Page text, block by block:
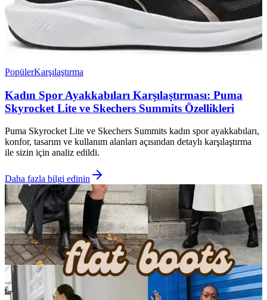
PopülerKarşılaştırma
Kadın Spor Ayakkabıları Karşılaştırması: Puma
Skyrocket Lite ve Skechers Summits Özellikleri
Puma Skyrocket Lite ve Skechers Summits kadın spor ayakkabıları,
konfor, tasarım ve kullanım alanları açısından detaylı karşılaştırma
ile sizin için analiz edildi.
Daha fazla bilgi edinin